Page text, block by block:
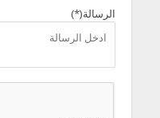
الرسالة(*)